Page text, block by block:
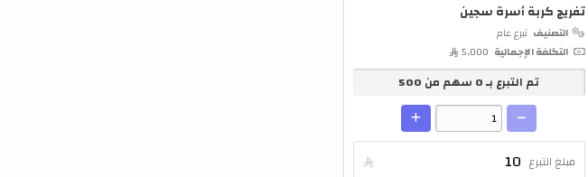
تفريج كربة أسرة سجين
التصنيف تبرع عام
التكلفة الإجمالية
تم التبرع بـ0 سهم من 500
مبلغ التبرع 